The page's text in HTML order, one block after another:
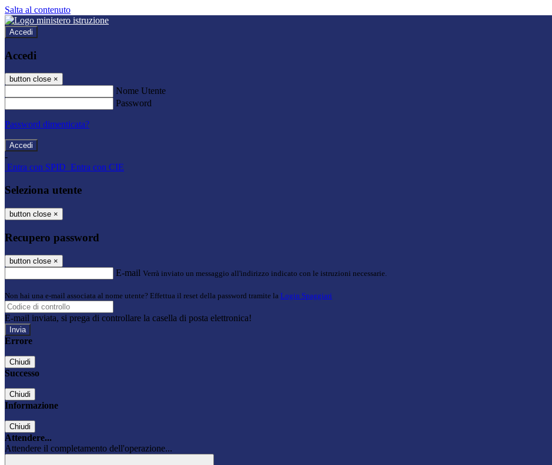
Salta al contenuto
Accedi
Accedi
button close ×
Nome Utente
Password
Password dimenticata?
-
Entra con SPID Entra con CIE
Seleziona utente
button close ×
Recupero password
button close ×
E-mail Verrà inviato un messaggio all'indirizzo indicato con le istruzioni necessarie.
Non hai una e-mail associata al nome utente? Effettua il reset della password tramite la Login Spaggiari
E-mail inviata, si prega di controllare la casella di posta elettronica!
Errore
Chiudi
Successo
Chiudi
Informazione
Chiudi
Attendere...
Attendere il completamento dell'operazione...